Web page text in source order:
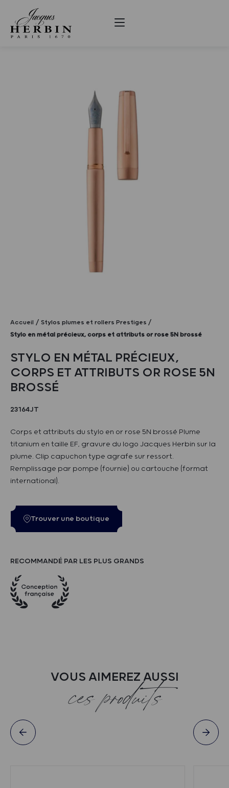
Accueil
Stylos plumes et rollers Prestiges
Stylo en métal précieux, corps et attributs or rose 5N brossé
STYLO EN MÉTAL PRÉCIEUX,
CORPS ET ATTRIBUTS OR ROSE 5N
BROSSÉ
23164JT
Corps et attributs du stylo en or rose 5N brossé Plume
titanium en taille EF, gravure du logo Jacques Herbin sur la
plume. Clip capuchon type agrafe sur ressort.
Remplissage par pompe (fournie) ou cartouche (format
international).
Trouver une boutique
RECOMMANDÉ PAR LES PLUS GRANDS
VOUS AIMEREZ AUSSI
ces produits